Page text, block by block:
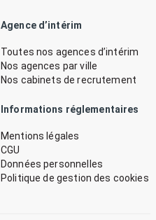
Agence d’intérim
Toutes nos agences d’intérim
Nos agences par ville
Nos cabinets de recrutement
Informations réglementaires
Mentions légales
CGU
Données personnelles
Politique de gestion des cookies